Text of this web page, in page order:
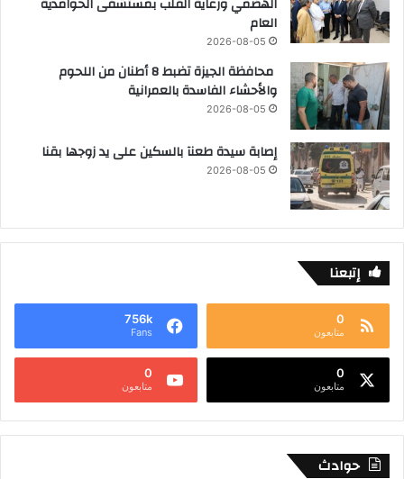
العام
2026-08-05
محافظة الجيزة تضبط 8 أطنان من اللحوم
والأحشاء الفاسدة بالعمرانية
2026-08-05
إصابة سيدة طعنآ بالسكين على يد زوجها بقنا
2026-08-05
إتبعنا
0
متابعون
756k
Fans
0
متابعون
0
متابعون
حوادث